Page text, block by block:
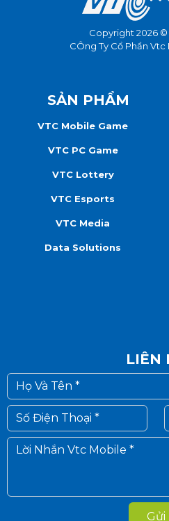
Copyright 2026 ©
CÔng Ty Cổ Phần
SẢN PHẨM
VTC Mobile Game
VTC PC Game
VTC Lottery
VTC Esports
VTC Media
Data Solutions
LIÊN
Gửi